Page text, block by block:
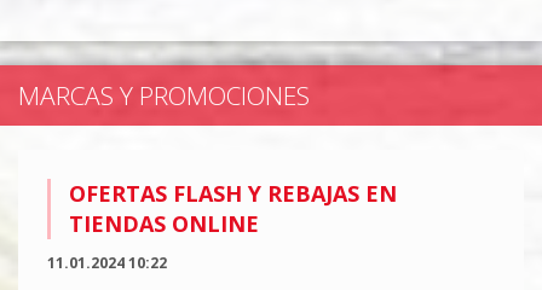
MARCAS Y PROMOCIONES
OFERTAS FLASH Y REBAJAS EN
TIENDAS ONLINE
11.01.2024 10:22